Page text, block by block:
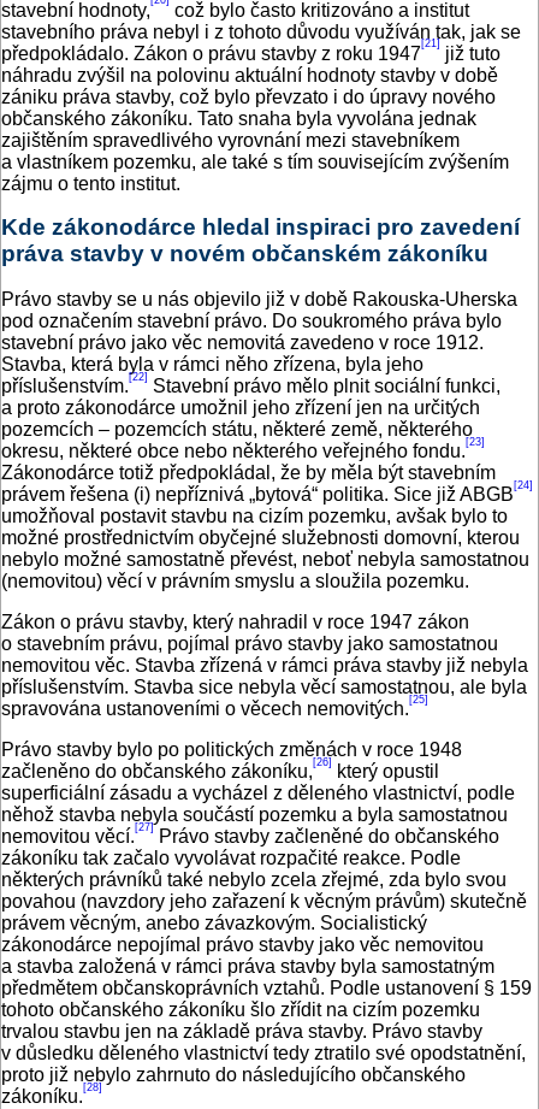
stavební hodnoty,
což bylo často kritizováno a institut
stavebního práva nebyl i z tohoto důvodu využíván tak, jak se
předpokládalo. Zákon o právu stavby z roku 1947[21]
již tuto
náhradu zvýšil na polovinu aktuální hodnoty stavby v době
zániku práva stavby, což bylo převzato i do úpravy nového
občanského zákoníku. Tato snaha byla vyvolána jednak
zajištěním spravedlivého vyrovnání mezi stavebníkem
a vlastníkem pozemku, ale také s tím souvisejícím zvýšením
zájmu o tento institut.
Kde zákonodárce hledal inspiraci pro zavedení
práva stavby v novém občanském zákoníku
Právo stavby se u nás objevilo již v době Rakouska‑Uherska
pod označením stavební právo. Do soukromého práva bylo
stavební právo jako věc nemovitá zavedeno v roce 1912.
Stavba, která byla v rámci něho zřízena, byla jeho
příslušenstvím.[22]
Stavební právo mělo plnit sociální funkci,
a proto zákonodárce umožnil jeho zřízení jen na určitých
pozemcích – pozemcích státu, některé země, některého
okresu, některé obce nebo některého veřejného fondu. [23]
Zákonodárce totiž předpokládal, že by měla být stavebním
právem řešena (i) nepříznivá „bytová“ politika. Sice již ABGB [24]
umožňoval postavit stavbu na cizím pozemku, avšak bylo to
možné prostřednictvím obyčejné služebnosti domovní, kterou
nebylo možné samostatně převést, neboť nebyla samostatnou
(nemovitou) věcí v právním smyslu a sloužila pozemku.
Zákon o právu stavby, který nahradil v roce 1947 zákon
o stavebním právu, pojímal právo stavby jako samostatnou
nemovitou věc. Stavba zřízená v rámci práva stavby již nebyla
příslušenstvím. Stavba sice nebyla věcí samostatnou, ale byla
spravována ustanoveními o věcech nemovitých. [25]
Právo stavby bylo po politických změnách v roce 1948
začleněno do občanského zákoníku, [26]
který opustil
superficiální zásadu a vycházel z děleného vlastnictví, podle
něhož stavba nebyla součástí pozemku a byla samostatnou
nemovitou věcí. [27] Právo stavby začleněné do občanského
zákoníku tak začalo vyvolávat rozpačité reakce. Podle
některých právníků také nebylo zcela zřejmé, zda bylo svou
povahou (navzdory jeho zařazení k věcným právům) skutečně
právem věcným, anebo závazkovým. Socialistický
zákonodárce nepojímal právo stavby jako věc nemovitou
a stavba založená v rámci práva stavby byla samostatným
předmětem občanskoprávních vztahů. Podle ustanovení § 159
tohoto občanského zákoníku šlo zřídit na cizím pozemku
trvalou stavbu jen na základě práva stavby. Právo stavby
v důsledku děleného vlastnictví tedy ztratilo své opodstatnění,
proto již nebylo zahrnuto do následujícího občanského
zákoníku. [28]